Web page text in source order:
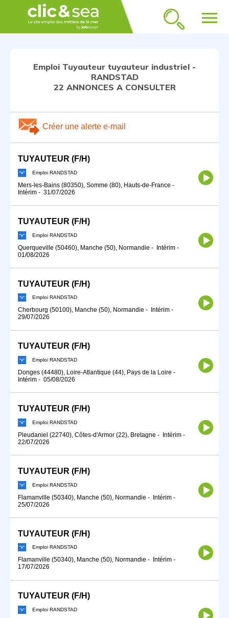
menu
Emploi Tuyauteur tuyauteur industriel -
RANDSTAD
22 ANNONCES A CONSULTER
Créer une alerte e-mail
TUYAUTEUR (F/H)
Emploi RANDSTAD
Mers-les-Bains (80350), Somme (80), Hauts-de-France -
Intérim - 31/07/2026
TUYAUTEUR (F/H)
Emploi RANDSTAD
Querqueville (50460), Manche (50), Normandie - Intérim -
01/08/2026
TUYAUTEUR (F/H)
Emploi RANDSTAD
Cherbourg (50100), Manche (50), Normandie - Intérim -
29/07/2026
TUYAUTEUR (F/H)
Emploi RANDSTAD
Donges (44480), Loire-Atlantique (44), Pays de la Loire -
Intérim - 05/08/2026
TUYAUTEUR (F/H)
Emploi RANDSTAD
Pleudaniel (22740), Côtes-d'Armor (22), Bretagne - Intérim -
22/07/2026
TUYAUTEUR (F/H)
Emploi RANDSTAD
Flamanville (50340), Manche (50), Normandie - Intérim -
25/07/2026
TUYAUTEUR (F/H)
Emploi RANDSTAD
Flamanville (50340), Manche (50), Normandie - Intérim -
17/07/2026
TUYAUTEUR (F/H)
Emploi RANDSTAD